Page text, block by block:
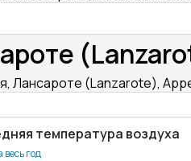
Лансароте (Lanzarote),
температура воздуха
весь год